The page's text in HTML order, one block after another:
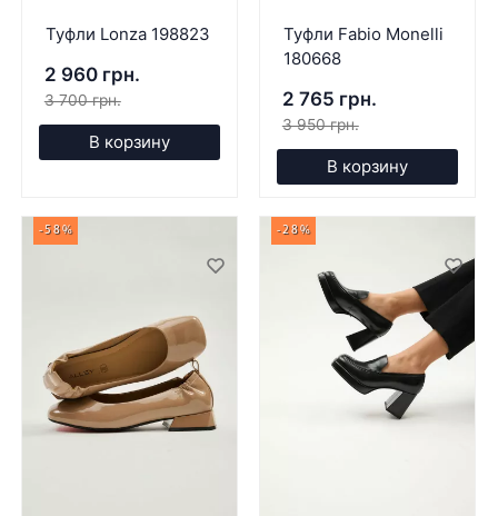
Туфли Lonza 198823
2 960 грн.
3 700 грн.
В корзину
Туфли Fabio Monelli
180668
2 765 грн.
3 950 грн.
В корзину
-58% -28%